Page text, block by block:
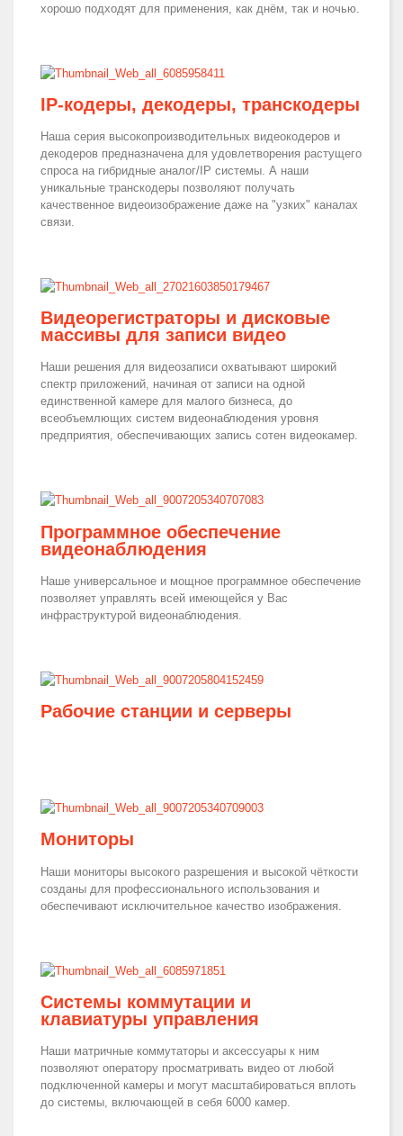
хорошо подходят для применения, как днём, так и ночью.
IP-кодеры, декодеры, транскодеры
Наша серия высокопроизводительных видеокодеров и
декодеров предназначена для удовлетворения растущего
спроса на гибридные аналог/IP системы. А наши
уникальные транскодеры позволяют получать
качественное видеоизображение даже на "узких" каналах
связи.
Видеорегистраторы и дисковые
массивы для записи видео
Наши решения для видеозаписи охватывают широкий
спектр приложений, начиная от записи на одной
единственной камере для малого бизнеса, до
всеобъемлющих систем видеонаблюдения уровня
предприятия, обеспечивающих запись сотен видеокамер.
Программное обеспечение
видеонаблюдения
Наше универсальное и мощное программное обеспечение
позволяет управлять всей имеющейся у Вас
инфраструктурой видеонаблюдения.
Рабочие станции и серверы
Мониторы
Наши мониторы высокого разрешения и высокой чёткости
созданы для профессионального использования и
обеспечивают исключительное качество изображения.
Системы коммутации и
клавиатуры управления
Наши матричные коммутаторы и аксессуары к ним
позволяют оператору просматривать видео от любой
подключенной камеры и могут масштабироваться вплоть
до системы, включающей в себя 6000 камер.